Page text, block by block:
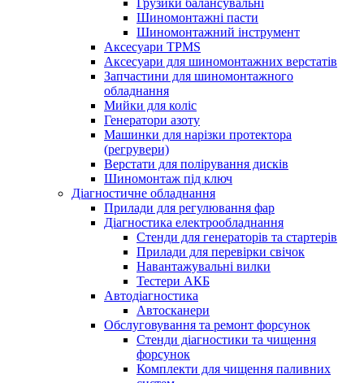
Грузики балансувальні
Шиномонтажні пасти
Шиномонтажний інструмент
Аксесуари TPMS
Аксесуари для шиномонтажних верстатів
Запчастини для шиномонтажного
обладнання
Мийки для коліс
Генератори азоту
Машинки для нарізки протектора
(регрувери)
Верстати для полірування дисків
Шиномонтаж під ключ
Діагностичне обладнання
Прилади для регулювання фар
Діагностика електрообладнання
Стенди для генераторів та стартерів
Прилади для перевірки свічок
Навантажувальні вилки
Тестери АКБ
Автодіагностика
Автосканери
Обслуговування та ремонт форсунок
Стенди діагностики та чищення
форсунок
Комплекти для чищення паливних